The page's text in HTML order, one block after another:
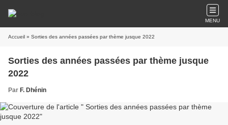
MENU
Accueil » Sorties des années passées par thème jusque 2022
Sorties des années passées par thème jusque
2022
Par F. Dhénin